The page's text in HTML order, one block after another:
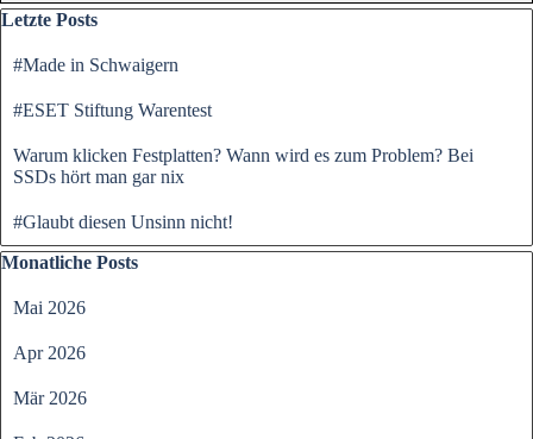
Block überspringen Letzte Posts
Letzte Posts
#Made in Schwaigern
#ESET Stiftung Warentest
Warum klicken Festplatten? Wann wird es zum Problem? Bei
SSDs hört man gar nix
#Glaubt diesen Unsinn nicht!
Block überspringen Monatliche Posts
Monatliche Posts
Mai 2026
Apr 2026
Mär 2026